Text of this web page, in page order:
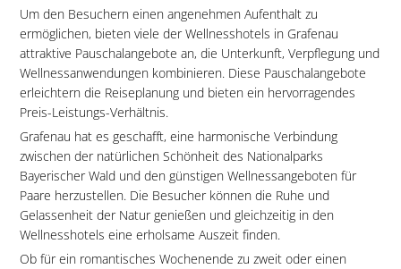
Um den Besuchern einen angenehmen Aufenthalt zu
ermöglichen, bieten viele der Wellnesshotels in Grafenau
attraktive Pauschalangebote an, die Unterkunft, Verpflegung und
Wellnessanwendungen kombinieren. Diese Pauschalangebote
erleichtern die Reiseplanung und bieten ein hervorragendes
Preis-Leistungs-Verhältnis.
Grafenau hat es geschafft, eine harmonische Verbindung
zwischen der natürlichen Schönheit des Nationalparks
Bayerischer Wald und den günstigen Wellnessangeboten für
Paare herzustellen. Die Besucher können die Ruhe und
Gelassenheit der Natur genießen und gleichzeitig in den
Wellnesshotels eine erholsame Auszeit finden.
Ob für ein romantisches Wochenende zu zweit oder einen